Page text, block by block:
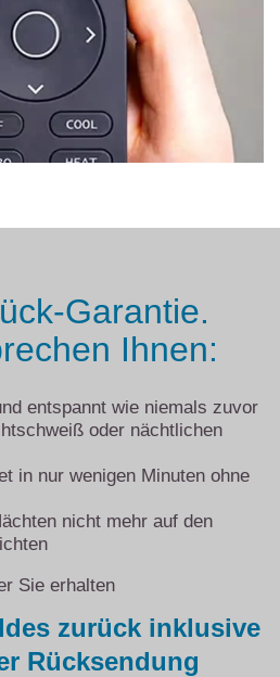
Garantie.
Ihnen:
entspannt wie niemals zuvor
oder nächtlichen
in nur wenigen Minuten ohne
nicht mehr auf den
Sie erhalten
zurück inklusive
Rücksendung